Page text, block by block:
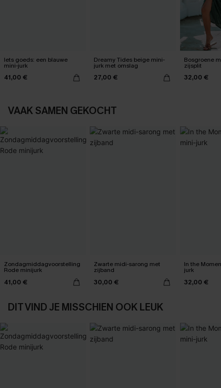
Iets goeds: een blauwe
mini-jurk
41,00 €
Dreamy Tides beige mini-
jurk met omslag
27,00 €
Bosgroene
zijsplit
32,00 €
VAAK SAMEN GEKOCHT
Zondagmiddagvoorstelling
Rode minijurk
41,00 €
Zwarte midi-sarong met
zijband
30,00 €
In the
jurk
32,00 €
DIT VIND JE MISSCHIEN OOK LEUK